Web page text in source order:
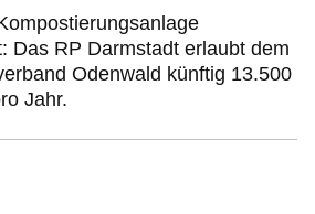
Das RP Darmstadt erlaubt dem
Odenwald künftig 13.500
Jahr.